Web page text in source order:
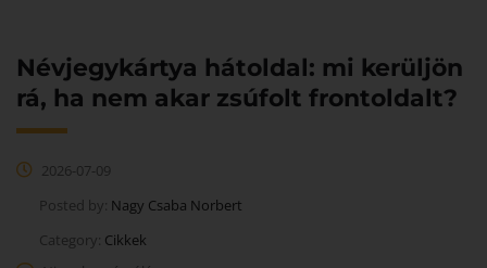
Névjegykártya hátoldal: mi kerüljön
rá, ha nem akar zsúfolt frontoldalt?
2026-07-09
Posted by: Nagy Csaba Norbert
Category: Cikkek